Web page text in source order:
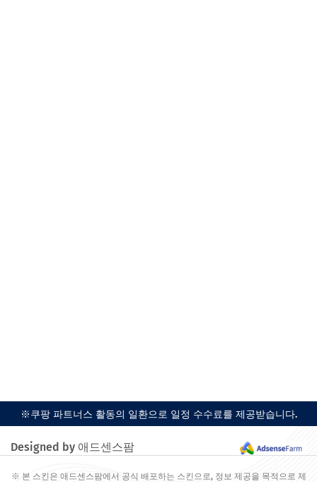
※쿠팡 파트너스 활동의 일환으로 일정 수수료를 제공받습니다.
Designed by 애드센스팜
※ 본 스킨은 애드센스팜에서 공식 배포하는 스킨으로, 정보 제공을 목적으로 제